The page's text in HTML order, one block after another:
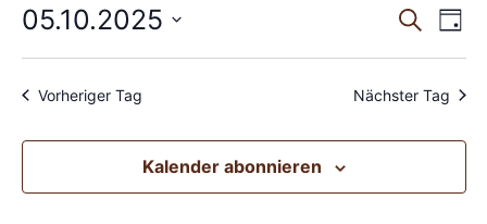
und
Suche
Tag
05.10.2025
wählen.
Vorheriger Tag Nächster Tag
Kalender abonnieren